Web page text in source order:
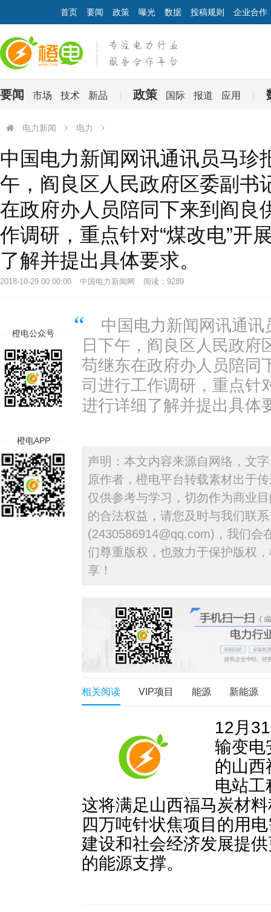
首页 要闻 政策 曝光 数据 投稿规则 企业合作
要闻 市场 技术 新品 政策 国际 报道 应用
电力新闻 电力
中国电力新闻网讯通讯员马珍报道10月12日下午，阎良区人民政府区委
同下来到阎良供电公司进行工作调研，重点针对“煤改电”开展情况进行
中国电力新闻网讯通讯员马珍
午，阎良区人民政府区委副书
在政府办人员陪同下来到阎良
作调研，重点针对“煤改电”开
了解并提出具体要求。
2018-10-29 00:00:00 中国电力新闻网 阅读：9289
橙电公众号
橙电APP
中国电力新闻网讯通讯
日下午，阎良区人民政府
苟继东在政府办人员陪同
司进行工作调研，重点针
进行详细了解并提出具体
声明：本文内容来源自网络，文
原作者，橙电平台转载素材出于
仅供参考与学习，切勿作为商业
的合法权益，请您及时与我们联系
(2430586914@qq.com)，我们会
们尊重版权，也致力于保护版权
享！
相关阅读 VIP项目 能源 新能源
12月
输变电
的山
电站工
这将满足山西福马炭材
四万吨针状焦项目的用
建设和社会经济发展提
的能源支撑。